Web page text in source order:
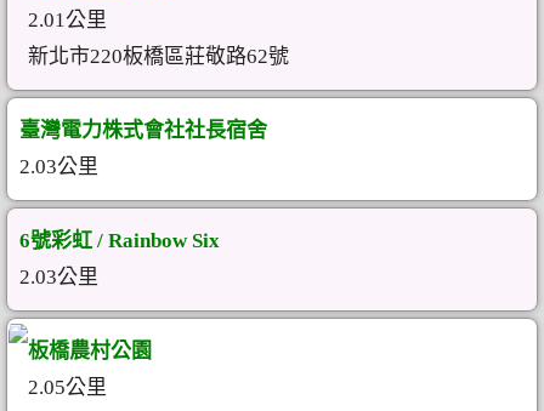
2.01公里
新北市220板橋區莊敬路62號
臺灣電力株式會社社長宿舍
2.03公里
6號彩虹 / Rainbow Six
2.03公里
板橋農村公園
2.05公里